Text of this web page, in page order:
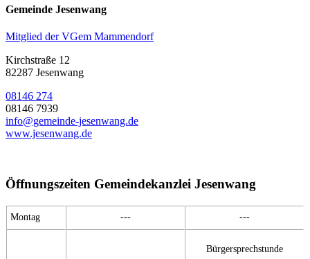
Gemeinde Jesenwang
Mitglied der VGem Mammendorf
Kirchstraße 12
82287 Jesenwang
08146 274
08146 7939
info@gemeinde-jesenwang.de
www.jesenwang.de
Öffnungszeiten Gemeindekanzlei Jesenwang
Montag --- ---
Bürgersprechstunde